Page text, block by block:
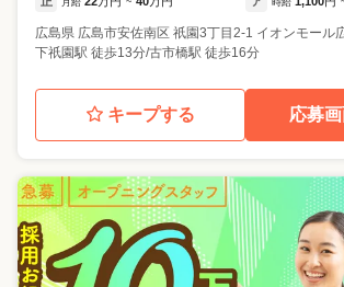
月給 ~ 時給
広島県 広島市安佐南区 祇園3丁目2-1 イオンモール
下祇園駅 徒歩13分/古市橋駅 徒歩16分
キープする 応募